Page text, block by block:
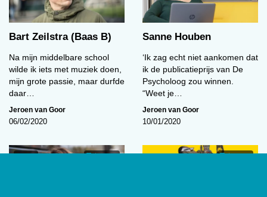
Bart Zeilstra (Baas B)
Na mijn middelbare school
wilde ik iets met muziek doen,
mijn grote passie, maar durfde
daar…
Jeroen van Goor
06/02/2020
Sanne Houben
‘Ik zag echt niet aankomen dat
ik de publicatieprijs van De
Psycholoog zou winnen.
“Weet je…
Jeroen van Goor
10/01/2020
In Spe 04:36 01:37